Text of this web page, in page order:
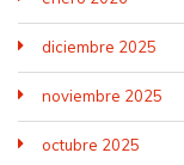
diciembre 2025
noviembre 2025
octubre 2025